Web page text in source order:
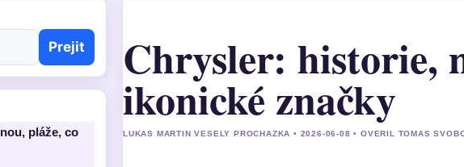
Chrysler: historie,
ikonické značky
LUKAS MARTIN VESELY PROCHAZKA • 2026-06-08 • OVERIL TOMAS
Prejit
pláže, co